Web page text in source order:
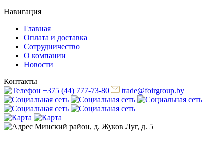
Навигация
Главная
Оплата и доставка
Сотрудничество
О компании
Новости
Контакты
+375 (44) 777-73-80
trade@foirgroup.by
Минский район, д. Жуков Луг, д. 5